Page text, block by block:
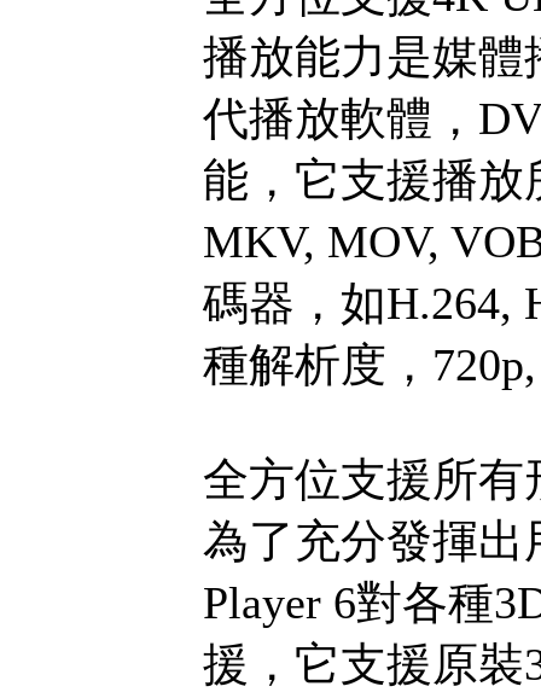
播放能力是媒體
代播放軟體，
能，它支援播放
MKV, MOV,
碼器，如H.264,
種解析度，
全方位支援所有
為了充分發揮出
Player 6對各種
援，它支援原裝